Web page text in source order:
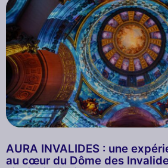
AURA INVALIDES : une
au cœur du Dôme des